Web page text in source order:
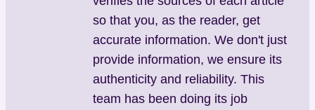
so that you, as the reader, get
accurate information. We don't just
provide information, we ensure its
authenticity and reliability. This
team has been doing its job